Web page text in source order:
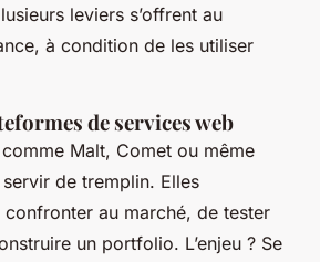
leviers s’offrent au
à condition de les utiliser
de services web
Malt, Comet ou même
de tremplin. Elles
confronter au marché, de tester
un portfolio. L’enjeu ? Se